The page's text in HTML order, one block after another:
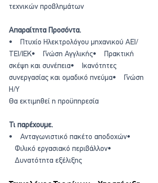
τεχνικών προβλημάτων
Απαραίτητα Προσόντα.
•    Πτυχίο Ηλεκτρολόγου μηχανικού ΑΕΙ/
ΤΕΙ/ΙΕΚ•    Γνώση Αγγλικής•    Πρακτική
σκέψη και συνέπεια•    Ικανότητες
συνεργασίας και ομαδικό πνεύμα•    Γνώση
Η/Υ
Θα εκτιμηθεί η προϋπηρεσία
Τι παρέχουμε.
•    Ανταγωνιστικό πακέτο αποδοχών•
Φιλικό εργασιακό περιβάλλον•
Δυνατότητα εξέλιξης